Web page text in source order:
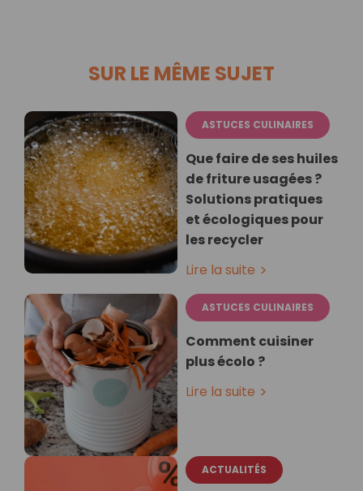
SUR LE MÊME SUJET
ASTUCES CULINAIRES
Que faire de ses huiles
de friture usagées ?
Solutions pratiques
et écologiques pour
les recycler
Lire la suite
ASTUCES CULINAIRES
Comment cuisiner
plus écolo ?
Lire la suite
ACTUALITÉS